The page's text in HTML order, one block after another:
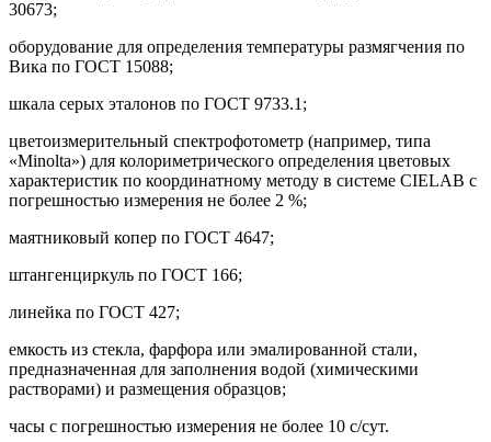
30673;
оборудование для определения температуры размягчения по
Вика по ГОСТ 15088;
шкала серых эталонов по ГОСТ 9733.1;
цветоизмерительный спектрофотометр (например, типа
«Minolta») для колориметрического определения цветовых
характеристик по координатному методу в системе CIELAB с
погрешностью измерения не более 2 %;
маятниковый копер по ГОСТ 4647;
штангенциркуль по ГОСТ 166;
линейка по ГОСТ 427;
емкость из стекла, фарфора или эмалированной стали,
предназначенная для заполнения водой (химическими
растворами) и размещения образцов;
часы с погрешностью измерения не более 10 с/сут.